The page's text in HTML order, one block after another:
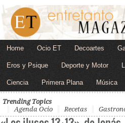
Home Ocio ET Decoartes
Eros y Psique Deporte y Motor
Ciencia Primera Plana Música
Trending Topics
Agenda Ocio
Recetas